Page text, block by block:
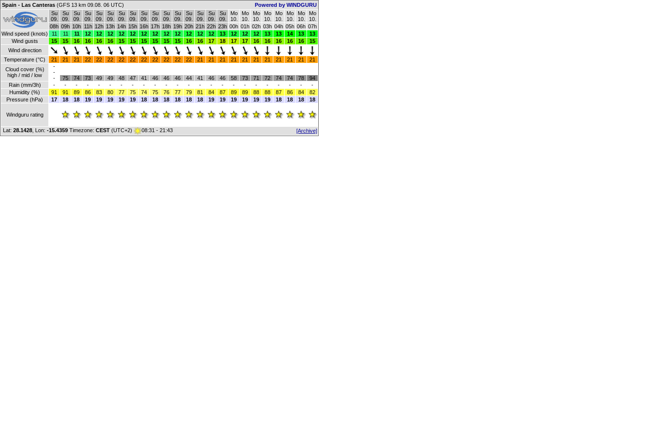
Spain - Las Canteras (GFS 13 km 09.08. 06 UTC)
Powered by WINDGURU
Su
09.
Su
09.
Su
09.
Su
09.
Su
09.
Su
09.
Su
09.
Su
09.
Su
09.
Su
09.
Su
09.
Su
09.
Su
09.
Su
09.
Su
09.
Su
09.
Mo
10.
Mo
10.
Mo
10.
Mo
10.
Mo
10.
Mo
10.
Mo
10.
Mo
10.
08h 09h 10h 11h 12h 13h 14h 15h 16h 17h 18h 19h 20h 21h 22h 23h 00h 01h 02h 03h 04h 05h 06h 07h
Wind speed (knots)
11 11 11 12 12 12 12 12 12 12 12 12 12 12 12 13 12 12 12 13 13 14 13
13
Wind gusts
15 15 16 16 16 16 15 15 15 15 15 15 16 16 17 18 17 17 16 16 16 16 16
15
Wind direction
Temperature (°C)
21 21 21 22 22 22 22 22 22 22 22 22 22 21 21 21 21 21 21 21 21 21 21
21
Cloud cover (%)
high / mid / low
-
-
-
75 74 73 49 49 48 47 41 46 46 46 44 41 46 46 58 73 71 72 74 74 78
94
Rain (mm/3h)
- - - - - - - - - - - - - - - - - - - - - - -
-
Humidity (%)
91 91 89 86 83 80 77 75 74 75 76 77 79 81 84 87 89 89 88 88 87 86 84
82
Pressure (hPa)
17 18 18 19 19 19 19 19 18 18 18 18 18 18 19 19 19 19 19 19 18 18 18 18
Windguru rating
Lat: 28.1428, Lon: -15.4359 Timezone: CEST (UTC+2) 08:31 - 21:43 [Archive]